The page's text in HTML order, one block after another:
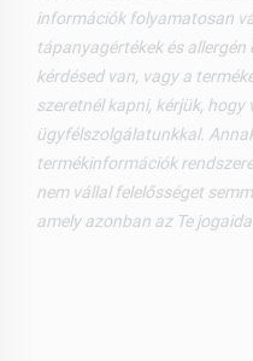
információk folyamatosan
tápanyagértékek és
kérdésed van, vagy a
szeretnél kapni, kérjük,
ügyfélszolgálatunkkal.
termékinformációk
nem vállal felelősséget
amely azonban az Te